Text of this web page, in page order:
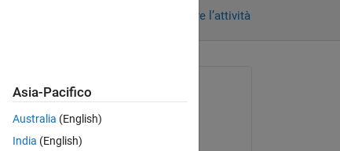
Accedi per seguire l’attività
Richiesto:
il 26 Dic 2020
Asia-Pacifico
Australia (English)
India (English)